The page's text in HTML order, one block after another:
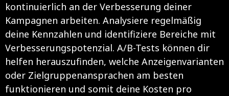
kontinuierlich an der Verbesserung deiner
Kampagnen arbeiten. Analysiere regelmäßig
deine Kennzahlen und identifiziere Bereiche mit
Verbesserungspotenzial. A/B-Tests können dir
helfen herauszufinden, welche Anzeigenvarianten
oder Zielgruppenansprachen am besten
funktionieren und somit deine Kosten pro